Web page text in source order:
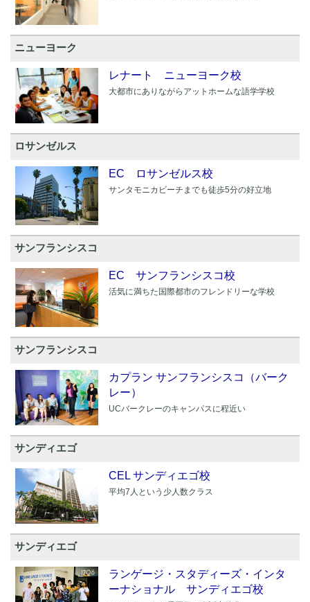
ニューヨーク
レナート ニューヨーク校
大都市にありながらアットホームな語学学校
ロサンゼルス
EC ロサンゼルス校
サンタモニカビーチまでも徒歩5分の好立地
サンフランシスコ
EC サンフランシスコ校
活気に満ちた国際都市のフレンドリーな学校
サンフランシスコ
カプラン サンフランシスコ（バーク
レー）
UCバークレーのキャンパスに程近い
サンディエゴ
CEL サンディエゴ校
平均7人という少人数クラス
サンディエゴ
ランゲージ・スタディーズ・インタ
ーナショナル サンディエゴ校